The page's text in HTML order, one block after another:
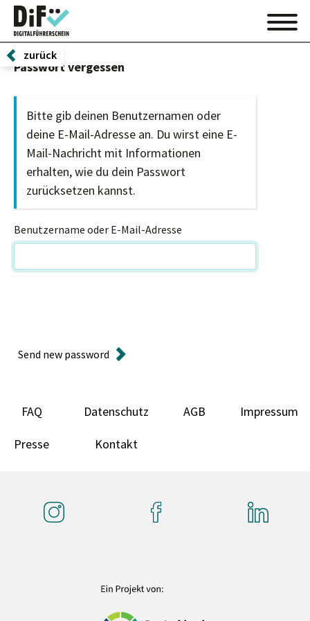
zurück
Passwort vergessen
Bitte gib deinen Benutzernamen oder
deine E-Mail-Adresse an. Du wirst eine E-
Mail-Nachricht mit Informationen
erhalten, wie du dein Passwort
zurücksetzen kannst.
Benutzername oder E-Mail-Adresse
Send new password
FAQ Datenschutz AGB Impressum
Presse Kontakt